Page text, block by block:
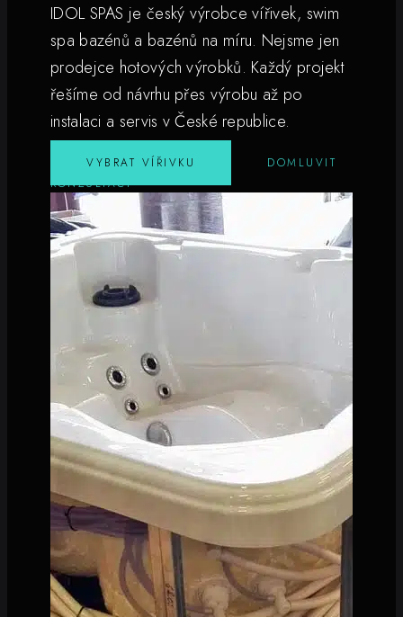
IDOL SPAS je český výrobce vířivek, swim
spa bazénů a bazénů na míru. Nejsme jen
prodejce hotových výrobků. Každý projekt
řešíme od návrhu přes výrobu až po
instalaci a servis v České republice.
VYBRAT VÍŘIVKU
DOMLUVIT
KONZULTACI